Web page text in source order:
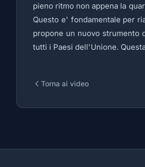
pieno ritmo non appena la
Questo e' fondamentale per
propone un nuovo strumento
tutti i Paesi dell'Unione.
Torna ai video